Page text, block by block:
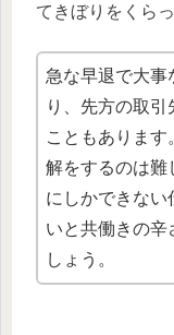
てきぼりをくら
急な早退で大事
り、先方の取引
こともありま
解をするのは難
にしかできない
いと共働きの辛
しょう。